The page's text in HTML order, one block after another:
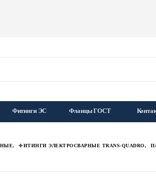
Фитинги ЭС Фланцы ГОСТ
, ФИТИНГИ ЭЛЕКТРОСВАРНЫЕ TRANS-QUADRO,